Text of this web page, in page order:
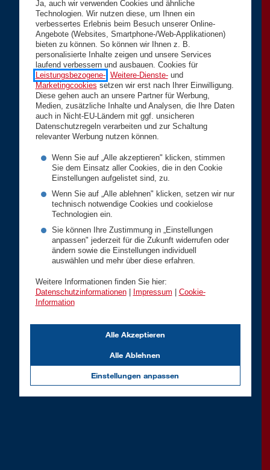
Ja, auch wir verwenden Cookies und ähnliche
Technologien. Wir nutzen diese, um Ihnen ein
verbessertes Erlebnis beim Besuch unserer Online-
Angebote (Websites, Smartphone-/Web-Applikationen)
bieten zu können. So können wir Ihnen z. B.
personalisierte Inhalte zeigen und unsere Services
laufend verbessern und ausbauen. Cookies für
Leistungsbezogene-, Weitere-Dienste-und
Marketingcookies setzen wir erst nach Ihrer Einwilligung.
Diese gehen auch an unsere Partner für Werbung,
Medien, zusätzliche Inhalte und Analysen, die Ihre Daten
auch in Nicht-EU-Ländern mit ggf. unsicheren
Datenschutzregeln verarbeiten und zur Schaltung
relevanter Werbung nutzen können.
Wenn Sie auf „Alle akzeptieren" klicken, stimmen
Sie dem Einsatz aller Cookies, die in den Cookie
Einstellungen aufgelistet sind, zu.
Wenn Sie auf „Alle ablehnen" klicken, setzen wir nur
technisch notwendige Cookies und cookielose
Technologien ein.
Sie können Ihre Zustimmung in „Einstellungen
anpassen" jederzeit für die Zukunft widerrufen oder
ändern sowie die Einstellungen individuell
auswählen und mehr über diese erfahren.
Weitere Informationen finden Sie hier:
Datenschutzinformationen| Impressum
Cookie-
Information
Einstellungen anpassen
Alle Ablehnen
Alle Akzeptieren